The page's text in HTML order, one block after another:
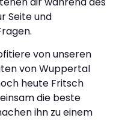
Seite und
von unseren
von Wuppertal
heute Fritsch
die beste
ihn zu einem